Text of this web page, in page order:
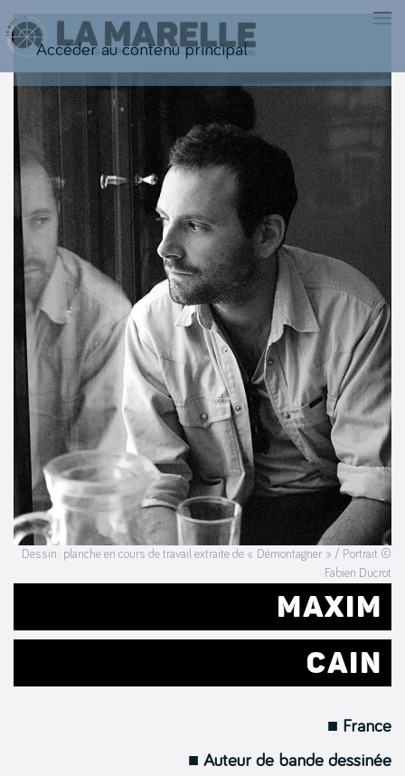
Accéder au contenu principal
Dessin : planche en cours de travail extraite de « Démontagner » / Portrait ©
Fabien Ducrot
MAXIM
CAIN
■ France
■ Auteur de bande dessinée